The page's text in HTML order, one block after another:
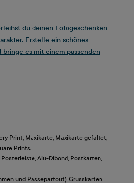
du deinen Fotogeschenken
Erstelle ein schönes
bringe es mit einem passenden
Print, Maxikarte, Maxikarte gefaltet,
Prints.
Alu-Dibond, Postkarten,
und Passepartout), Grusskarten